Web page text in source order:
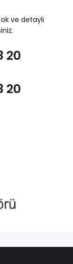
ve detaylı
20
20